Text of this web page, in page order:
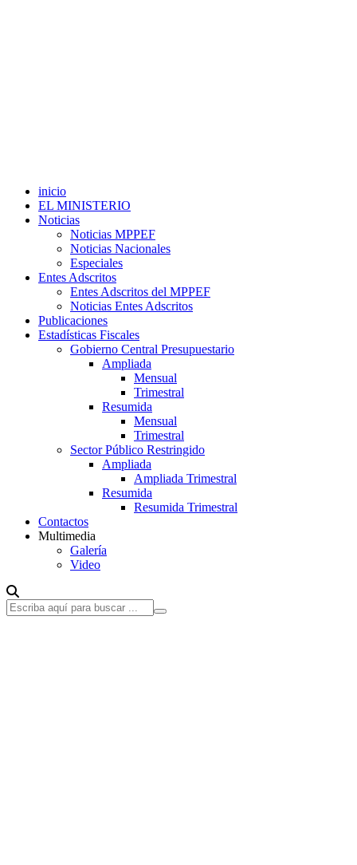
inicio
EL MINISTERIO
Noticias
Noticias MPPEF
Noticias Nacionales
Especiales
Entes Adscritos
Entes Adscritos del MPPEF
Noticias Entes Adscritos
Publicaciones
Estadísticas Fiscales
Gobierno Central Presupuestario
Ampliada
Mensual
Trimestral
Resumida
Mensual
Trimestral
Sector Público Restringido
Ampliada
Ampliada Trimestral
Resumida
Resumida Trimestral
Contactos
Multimedia
Galería
Video